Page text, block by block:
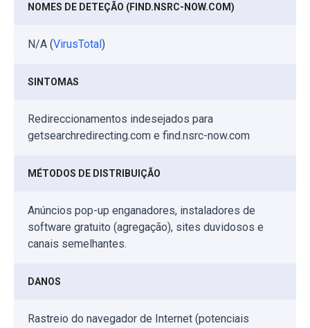
NOMES DE DETEÇÃO (FIND.NSRC-NOW.COM)
N/A (VirusTotal )
SINTOMAS
Redireccionamentos indesejados para
getsearchredirecting.com e find.nsrc-now.com
MÉTODOS DE DISTRIBUIÇÃO
Anúncios pop-up enganadores, instaladores de
software gratuito (agregação), sites duvidosos e
canais semelhantes.
DANOS
Rastreio do navegador de Internet (potenciais